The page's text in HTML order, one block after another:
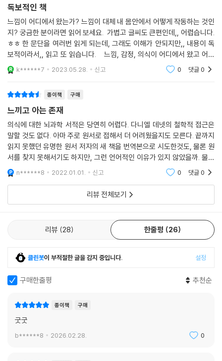
4장 의식과 앎에 관하여는 이 책의 정점이자 다마지오가 ‘느낌’에서 출발
한 ‘의식’에 관한 이론을 한 단계 더 발전시킨 파트다. 그에 따르면 의식은
곧 ‘내가 알고 있다는 인식’으로, 항상성 명령에 따른 느낌으로부터 얻어진
지식들의 소유주가 나 자신임을 자각하는 과정이다. 존재의 단계에서 느낌
의 단계로, 느낌의 단계에서 앎의 단계로 나아가며 진화해온 인간 의식에
대한 다마지오의 견해는 인간의 능력을 우위에 둔 시선이 아니라는 점에서
서도 그것의 기원을 태초의 생명체들이 지니고 있던 항상성의 요구에서부
터 찾는다.
인간의 의식 있는 마음과 그 마음이 새로 만들어낸 놀라운 것들은 경탄의
대상이고도 남는다. 이 놀라운 것들은 자연이 이전부터 제공해온 문제 해
결 방법들보다 더 우위에 있다. 하지만 우리는 인간이 어떻게 현재에 이르
렀는지에 대한 설명과 우리가 우리 유기체 안에서 만들어내는 데 성공한
기본적인 장치들이 인간이 아닌 다른 생명체들이 개체와 집단의 생존을 위
해 오랫동안 사용해온 장치들이 변형되고 업그레이드돼 만들어진 것이라
는 사실 사이에서 균형 감각을 유지해야 한다. 우리는 불완전하게 이해되
_ 맺는 말 중에서
세상에서 가장 난해한 문제 중 하나인
‘의식의 본질’을 통찰하다!
안토니오 다마지오는 일흔이 넘은 노학자다. 그럼에도 경이로운 점은 그가
사실이다. 책 속에서 그는 자신이 의식 문제를 처음 연구하기 시작했을 때
도입한 개념이자 본인이 중요하게 생각했던 ‘확장 의식’이라는 개념을 ‘확
장된 마음’이라고 칭했어야 한다고 언급하며 자신의 견해를 수정하고 되돌
독보적인 책
느낌이 어디에서 왔는가? 느낌이 대체 내 몸안에서 어떻게 작동하는 것인
지? 궁금한 분이라면 읽어 보세요. 가볍고 글씨도 큰편인데,, 어렵습니다.
ㅎㅎ 한 문단을 여러번 읽게 되는데, 그래도 이해가 안되지만,, 내용이 독
보적이라서,, 읽고 또 읽습니다. 느낌, 감정, 의식이 어디에서 왔고 어떻
게 작동하는지에 대한 개념을 정리한 책이예요. 의식에 관심이 있는 분이
라면 읽어보
k******7 2023.05.28. 신고 0 댓글0
종이책 구매
느끼고 아는 존재
의식에 대한 뇌과학 서적은 당연히 어렵다. 다니엘 데넷의 철학적 접근은
말할 것도 없다. 아마 주로 원서로 접해서 더 어려웠을지도 모른다. 끝까지
읽지 못했던 유명한 원서 저자의 새 책을 번역본으로 시도한것도, 물론 원
서를 찾지 못해서기도 하지만, 그런 언어적인 이유가 있지 않았을까. 물론
번역서를 읽는다고 뇌 관련 신경 및 명칭들이 더 잘 이해되는 것은 아니지
만. 그래도
n******8 2022.01.01. 신고 0 댓글0
리뷰 전체보기
리뷰 28 한줄평 26
클린봇이 부적절한 글을 감지 중입니다. 설정
구매한줄평 추천순
종이책 구매
굿굿
b******8 2026.02.28. 0